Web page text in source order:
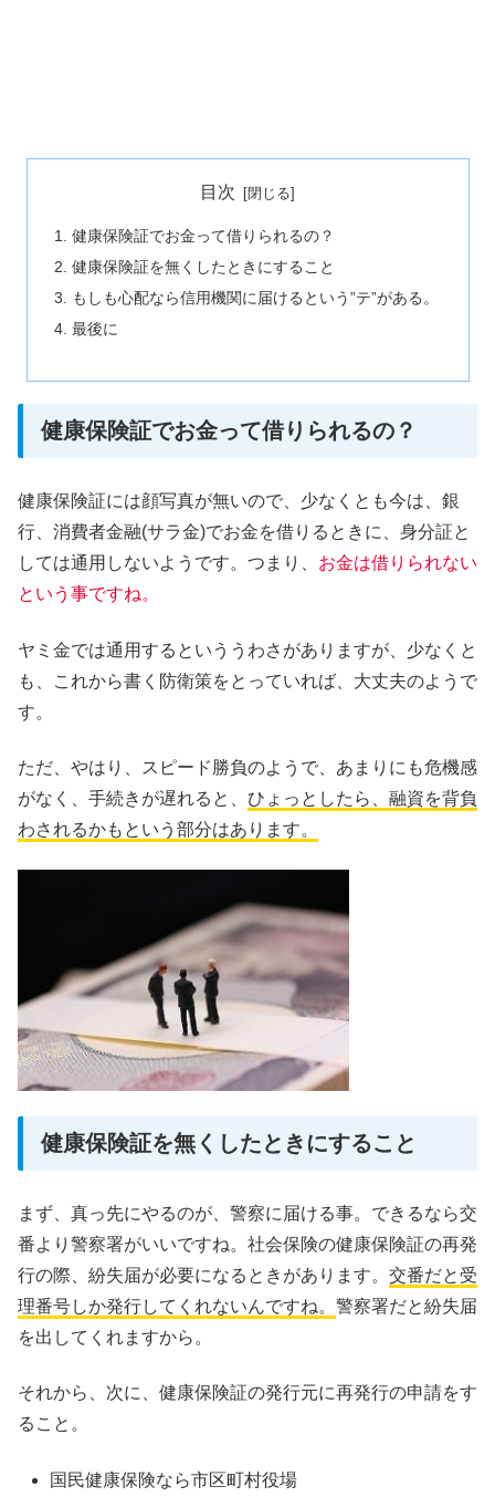
目次
健康保険証でお金って借りられるの？
健康保険証を無くしたときにすること
もしも心配なら信用機関に届けるという”テ”がある。
最後に
健康保険証でお金って借りられるの？
健康保険証には顔写真が無いので、 少なくとも今は、銀
行、消費者金融(サラ金)でお金を借りるときに、身分証と
しては通用しないようです。つまり、 お金は借りられない
という事ですね。
ヤミ金では通用するといううわさがありますが、 少なくと
も、これから書く防衛策をとっていれば、大丈夫のようで
す。
ただ、やはり、スピード勝負のようで、 あまりにも危機感
がなく、手続きが遅れると、 ひょっとしたら、融資を背負
わされるかもという部分はあります。
健康保険証を無くしたときにすること
まず、真っ先にやるのが、警察に届ける事。 できるなら交
番より警察署がいいですね。 社会保険の健康保険証の再発
行の際、紛失届が必要になるときがあります。 交番だと受
理番号しか発行してくれないんですね。 警察署だと紛失届
を出してくれますから。
それから、次に、健康保険証の発行元に再発行の申請をす
ること。
国民健康保険なら市区町村役場